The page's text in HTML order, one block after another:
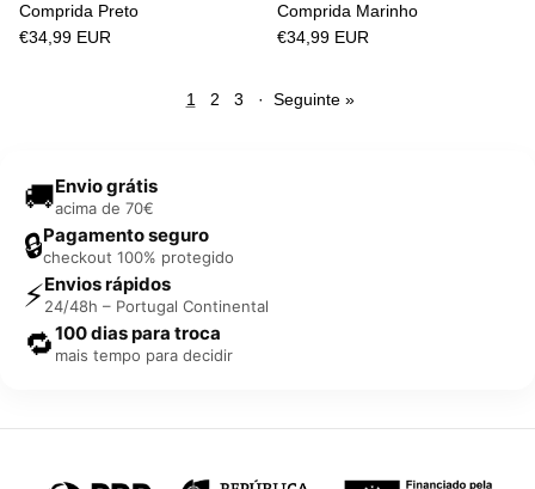
Comprida Preto
€34,99 EUR
Comprida Marinho
€34,99 EUR
1 2 3 · Seguinte »
🚚Envio grátis
acima de 70€
🔒Pagamento seguro
checkout 100% protegido
⚡Envios rápidos
24/48h – Portugal Continental
🔁100 dias para troca
mais tempo para decidir